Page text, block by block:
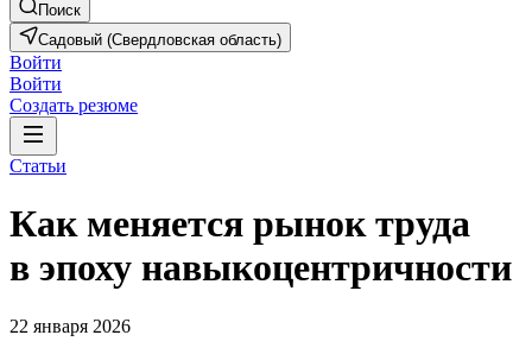
Поиск
Садовый (Свердловская область)
Войти
Войти
Создать резюме
Статьи
Как меняется рынок труда
в эпоху навыкоцентричности
22 января 2026